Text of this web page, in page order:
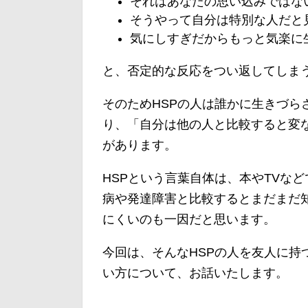
そうやって自分は特別な人だ
気にしすぎだからもっと気楽
と、否定的な反応をつい返してしま
そのためHSPの人は誰かに生きづ
り、「自分は他の人と比較すると
があります。
HSPという言葉自体は、本やTVな
病や発達障害と比較するとまだまだ
にくいのも一因だと思います。
今回は、そんなHSPの人を友人に
い方について、お話いたします。